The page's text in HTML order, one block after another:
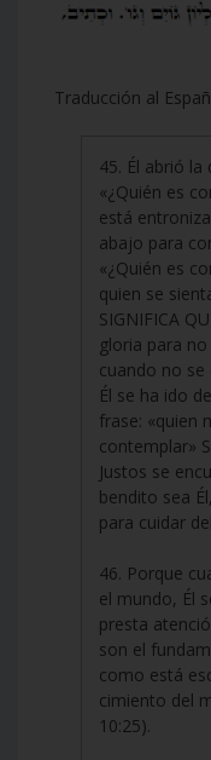
Traducción al
45. Él abrió la
«¿Quién es
está
abajo para
«¿Quién es
quien se
SIGNIFICA
gloria para
cuando no se
Él se ha ido
frase: «quien
contemplar»
Justos se
bendito sea
para cuidar
46. Porque
el mundo, Él
presta
son el
como está
cimiento del
10:25).